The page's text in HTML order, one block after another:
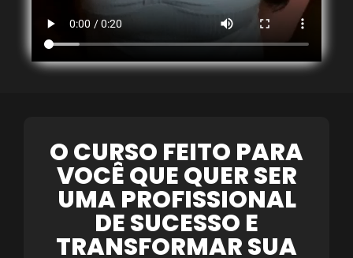
O CURSO FEITO PARA
VOCÊ QUE QUER SER
UMA PROFISSIONAL
DE SUCESSO E
TRANSFORMAR SUA